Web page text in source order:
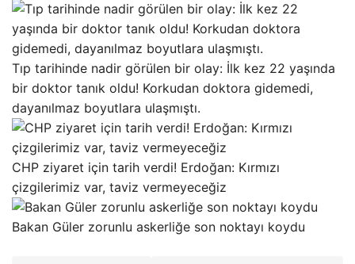
Tıp tarihinde nadir görülen bir olay: İlk kez 22 yaşında
bir doktor tanık oldu! Korkudan doktora gidemedi,
dayanılmaz boyutlara ulaşmıştı.
CHP ziyaret için tarih verdi! Erdoğan: Kırmızı
çizgilerimiz var, taviz vermeyeceğiz
Bakan Güler zorunlu askerliğe son noktayı koydu